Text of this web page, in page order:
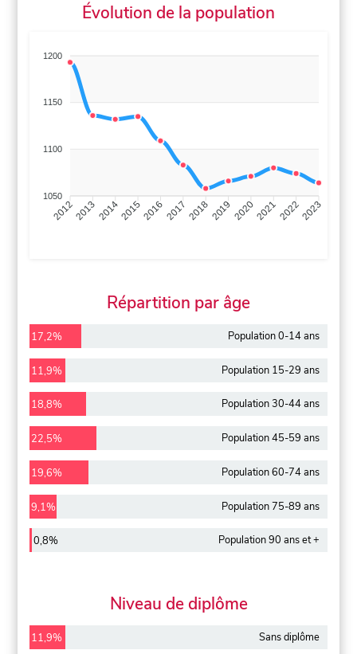
Évolution de la population
1200
1150
1100
1050
201220132014201520162017 20182019 2020202120222023
Répartition par âge
17,2% Population 0-14 ans
11,9% Population 15-29 ans
18,8% Population 30-44 ans
22,5% Population 45-59 ans
19,6% Population 60-74 ans
9,1% Population 75-89 ans
0,8% Population 90 ans et +
Niveau de diplôme
11,9% Sans diplôme